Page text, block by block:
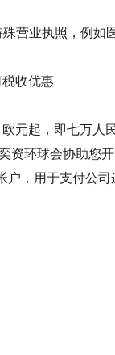
营业执照，例如
收优惠
元起，即七万人
资环球会协助您
，用于支付公司